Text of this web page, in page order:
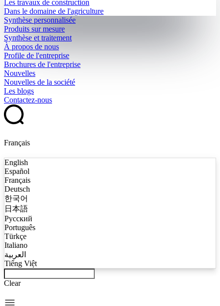
Les travaux de construction
Dans le domaine de l'agriculture
Synthèse personnalisée
Produits sur mesure
Synthèse et traitement
À propos de nous
Profile de l'entreprise
Brochures de l'entreprise
Nouvelles
Nouvelles de la société
Les blogs
Contactez-nous
Français
English
Español
Français
Deutsch
한국어
日本語
Русский
Português
Türkçe
Italiano
العربية
Tiếng Việt
Clear